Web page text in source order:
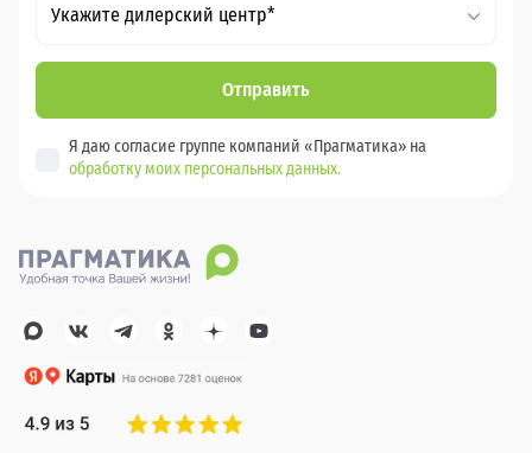
Укажите дилерский центр*
Отправить
Я даю согласие группе компаний «Прагматика» на
обработку моих персональных данных.